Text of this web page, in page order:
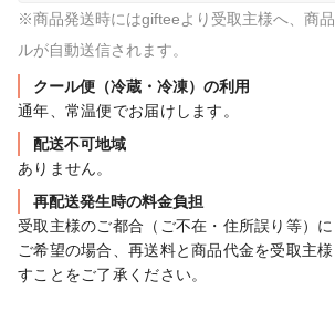
※商品発送時にはgifteeより受取主様へ、商
ルが自動送信されます。
クール便（冷蔵・冷凍）の利用
通年、常温便でお届けします。
配送不可地域
ありません。
再配送発生時の料金負担
受取主様のご都合（ご不在・住所誤り等）
ご希望の場合、再送料と商品代金を受取主
すことをご了承ください。